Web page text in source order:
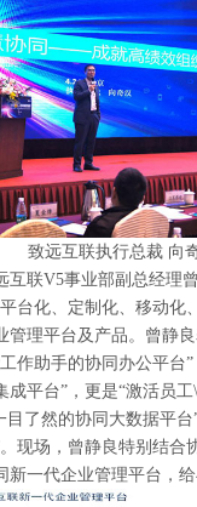
致远互联执行总裁 向
互联V5事业部副总经理
台化、定制化、移动化
管理平台及产品。曾静
作助手的协同办公平台
成平台”，更是“激活员
目了然的协同大数据平
现场，曾静良特别结合
新一代企业管理平台，给